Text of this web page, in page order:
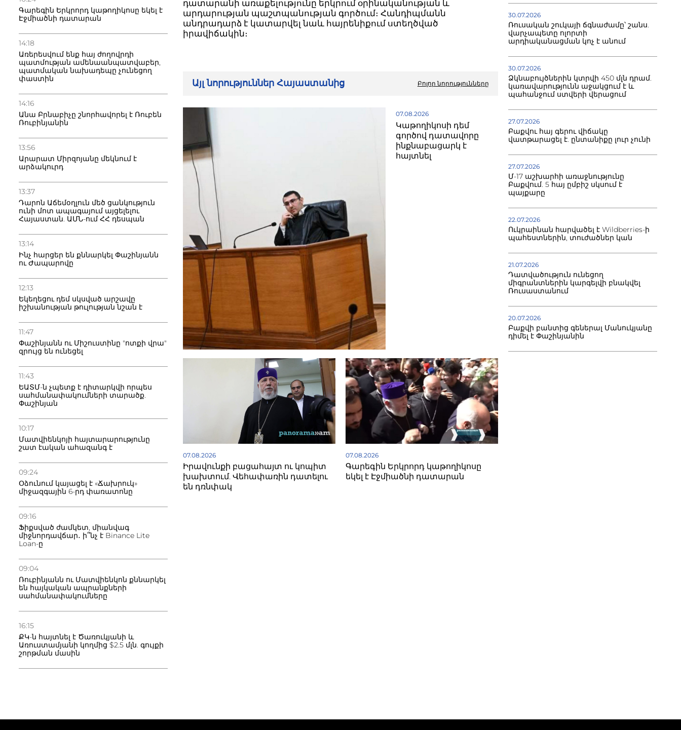
Գարեգին Երկրորդ կաթողիկոսը եկել է
Էջմիածնի դատարան
14:18
Առերեսվում ենք հայ ժողովրդի
պատմության ամենաանպատվաբեր,
պատմական նախադեպը չունեցող
փաստին
14:16
Անա Բրնաբիչը շնորհավորել է Ռուբեն
Ռուբինյանին
13:56
Արարատ Միրզոյանը մեկնում է
արձակուրդ
13:37
Դարոն Աճեմօղլուն մեծ ցանկություն
ունի մոտ ապագայում այցելելու
Հայաստան. ԱՄՆ-ում ՀՀ դեսպան
13:14
Ինչ հարցեր են քննարկել Փաշինյանն
ու Ժապարովը
12:13
Եկեղեցու դեմ սկսված արշավը
իշխանության թուլության նշան է
11:47
Փաշինյանն ու Միշուստինը "ոտքի վրա"
զրույց են ունեցել
11:43
ԵԱՏՄ-ն չպետք է դիտարկվի որպես
սահմանափակումների տարածք.
Փաշինյան
10:17
Մատվիենկոյի հայտարարությունը
շատ էական ահազանգ է
09:24
Օձունում կայացել է «Ճախրուկ»
միջազգային 6-րդ փառատոնը
09:16
Ֆիքսված ժամկետ, միանվագ
միջնորդավճար․ ի՞նչ է Binance Lite
Loan-ը
09:04
Ռուբինյանն ու Մատվիենկոն քննարկել
են հայկական ապրանքների
սահմանափակումները
16:15
ՔԿ-ն հայտնել է Ծառուկյանի և
Առուստամյանի կողմից $2.5 մլն. գույքի
շորթման մասին
դատարանի առաքելությունը երկրում օրինականության և
արդարության պաշտպանության գործում։ Հանդիպմանն
անդրադարձ է կատարվել նաև հայրենիքում ստեղծված
իրավիճակին։
Այլ նորություններ Հայաստանից Բոլոր նորությունները
07.08.2026
Կաթողիկոսի դեմ
գործով դատավորը
ինքնաբացարկ է
հայտնել
07.08.2026
Իրավունքի բացահայտ ու կոպիտ
խախտում. Վեհափառին դատելու
են դռնփակ
07.08.2026
Գարեգին Երկրորդ կաթողիկոսը
եկել է Էջմիածնի դատարան
30.07.2026
Ռուսական շուկայի ճգնաժամը՝ շանս.
վարչապետը ոլորտի
արդիականացման կոչ է անում
30.07.2026
Ձկնաբույծներին կտրվի 450 մլն դրամ.
կառավարությունն աջակցում է և
պահանջում ստվերի վերացում
27.07.2026
Բաքվու հայ գերու վիճակը
վատթարացել է. ընտանիքը լուր չունի
27.07.2026
Մ-17 աշխարհի առաջնությունը
Բաքվում. 5 հայ ըմբիշ սկսում է
պայքարը
22.07.2026
Ուկրաինան հարվածել է Wildberries-ի
պահեստներին, տուժածներ կան
21.07.2026
Դատվածություն ունեցող
միգրանտներին կարգելվի բնակվել
Ռուսաստանում
20.07.2026
Բաքվի բանտից գեներալ Մանուկյանը
դիմել է Փաշինյանին